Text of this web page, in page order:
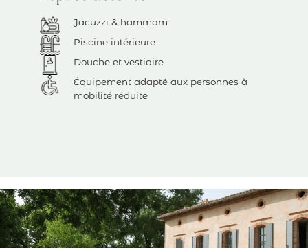
Jacuzzi & hammam
Piscine intérieure
Douche et vestiaire
Équipement adapté aux personnes à
mobilité réduite